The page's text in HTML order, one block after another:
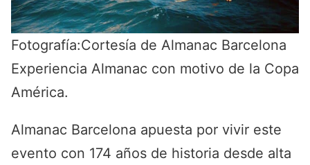
Fotografía:Cortesía de Almanac Barcelona
Experiencia Almanac con motivo de la Copa
América.
Almanac Barcelona apuesta por vivir este
evento con 174 años de historia desde alta